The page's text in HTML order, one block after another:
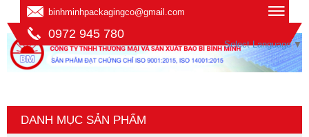
binhminhpackagingco@gmail.com
0972 945 780
Select Language ▼
DANH MỤC SẢN PHẨM